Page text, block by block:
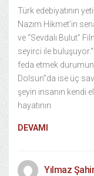
Türk edebiyatının
Nazım Hikmet’in
ve “Sevdalı Bulut”
seyirci ile
feda etmek
Dolsun”da ise üç
şeyin insanın kendi
hayatının
DEVAMI
Yılmaz